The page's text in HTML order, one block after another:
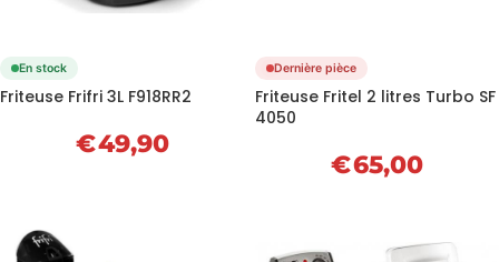
En stock
Friteuse Frifri 3L F918RR2
€49,90
Dernière pièce
Friteuse Fritel 2 litres Turbo SF
4050
€65,00